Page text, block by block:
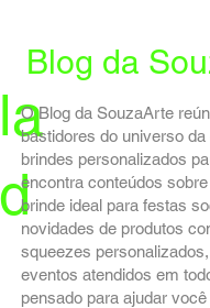
Blog da
O Blog da SouzaArte
bastidores do universo
brindes personalizados
encontra conteúdos
brinde ideal para festas
novidades de produtos
squeezes
eventos atendidos em
pensado para ajudar